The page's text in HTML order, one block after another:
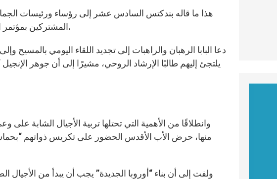
هذا ما قاله بندكتس السادس عشر إلى رؤساء ورئيسات
المشتركين بمؤتمر الجماعات البندكتية نهار السبت الماضي في كاستل غاندولفو.
دعا البابا الرهبان والراهبات إلى تجديد اللقاء اليومي
يلتجئ إليهم طالبًا الإرشاد الروحي، مشيرًا إلى أن جوهر
وانطلاقًا من الأهمية التي تحتلها تربية الأجيال الشابة
منها، حرض الأب الأقدس الحضور على تكريس ذواتهم
ولفت إلى أن بناء “أوروبا الجديدة” يجب أن يبدأ من